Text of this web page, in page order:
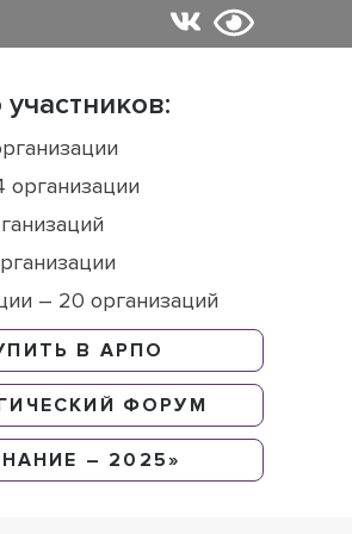
– 20 организаций
В АРПО
ФОРУМ
– 2025»